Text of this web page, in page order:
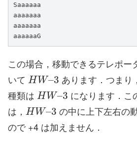
Saaaaaa
aaaaaaa
aaaaaaa
aaaaaaG
この場合，移動できるテレポー
いて HW – 3 あります．つまり
種類は H – 3 になります．こ
は， HW–3 の中に上下左右の
ので +4 は加えません．